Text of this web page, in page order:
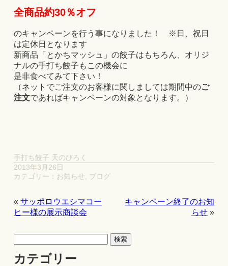
全商品約30％オフ
のキャンペーンを行う事になりました！ ※日、祝日
は定休日となります
新商品「とかちマッシュ」の餃子はもちろん、オリジ
ナルの手打ち餃子もこの機会に
是非食べてみて下さい！
（ネットでご注文のお客様に関しましては期間中のご
注文であればキャンペーンの対象となります。）
手打ち餃子 天のびろく
2013年3月26日
カテゴリー： お知らせ ブログ
« サッポロウエシマコー
ヒー様の展示商談会
キャンペーン終了のお知
らせ »
カテゴリー